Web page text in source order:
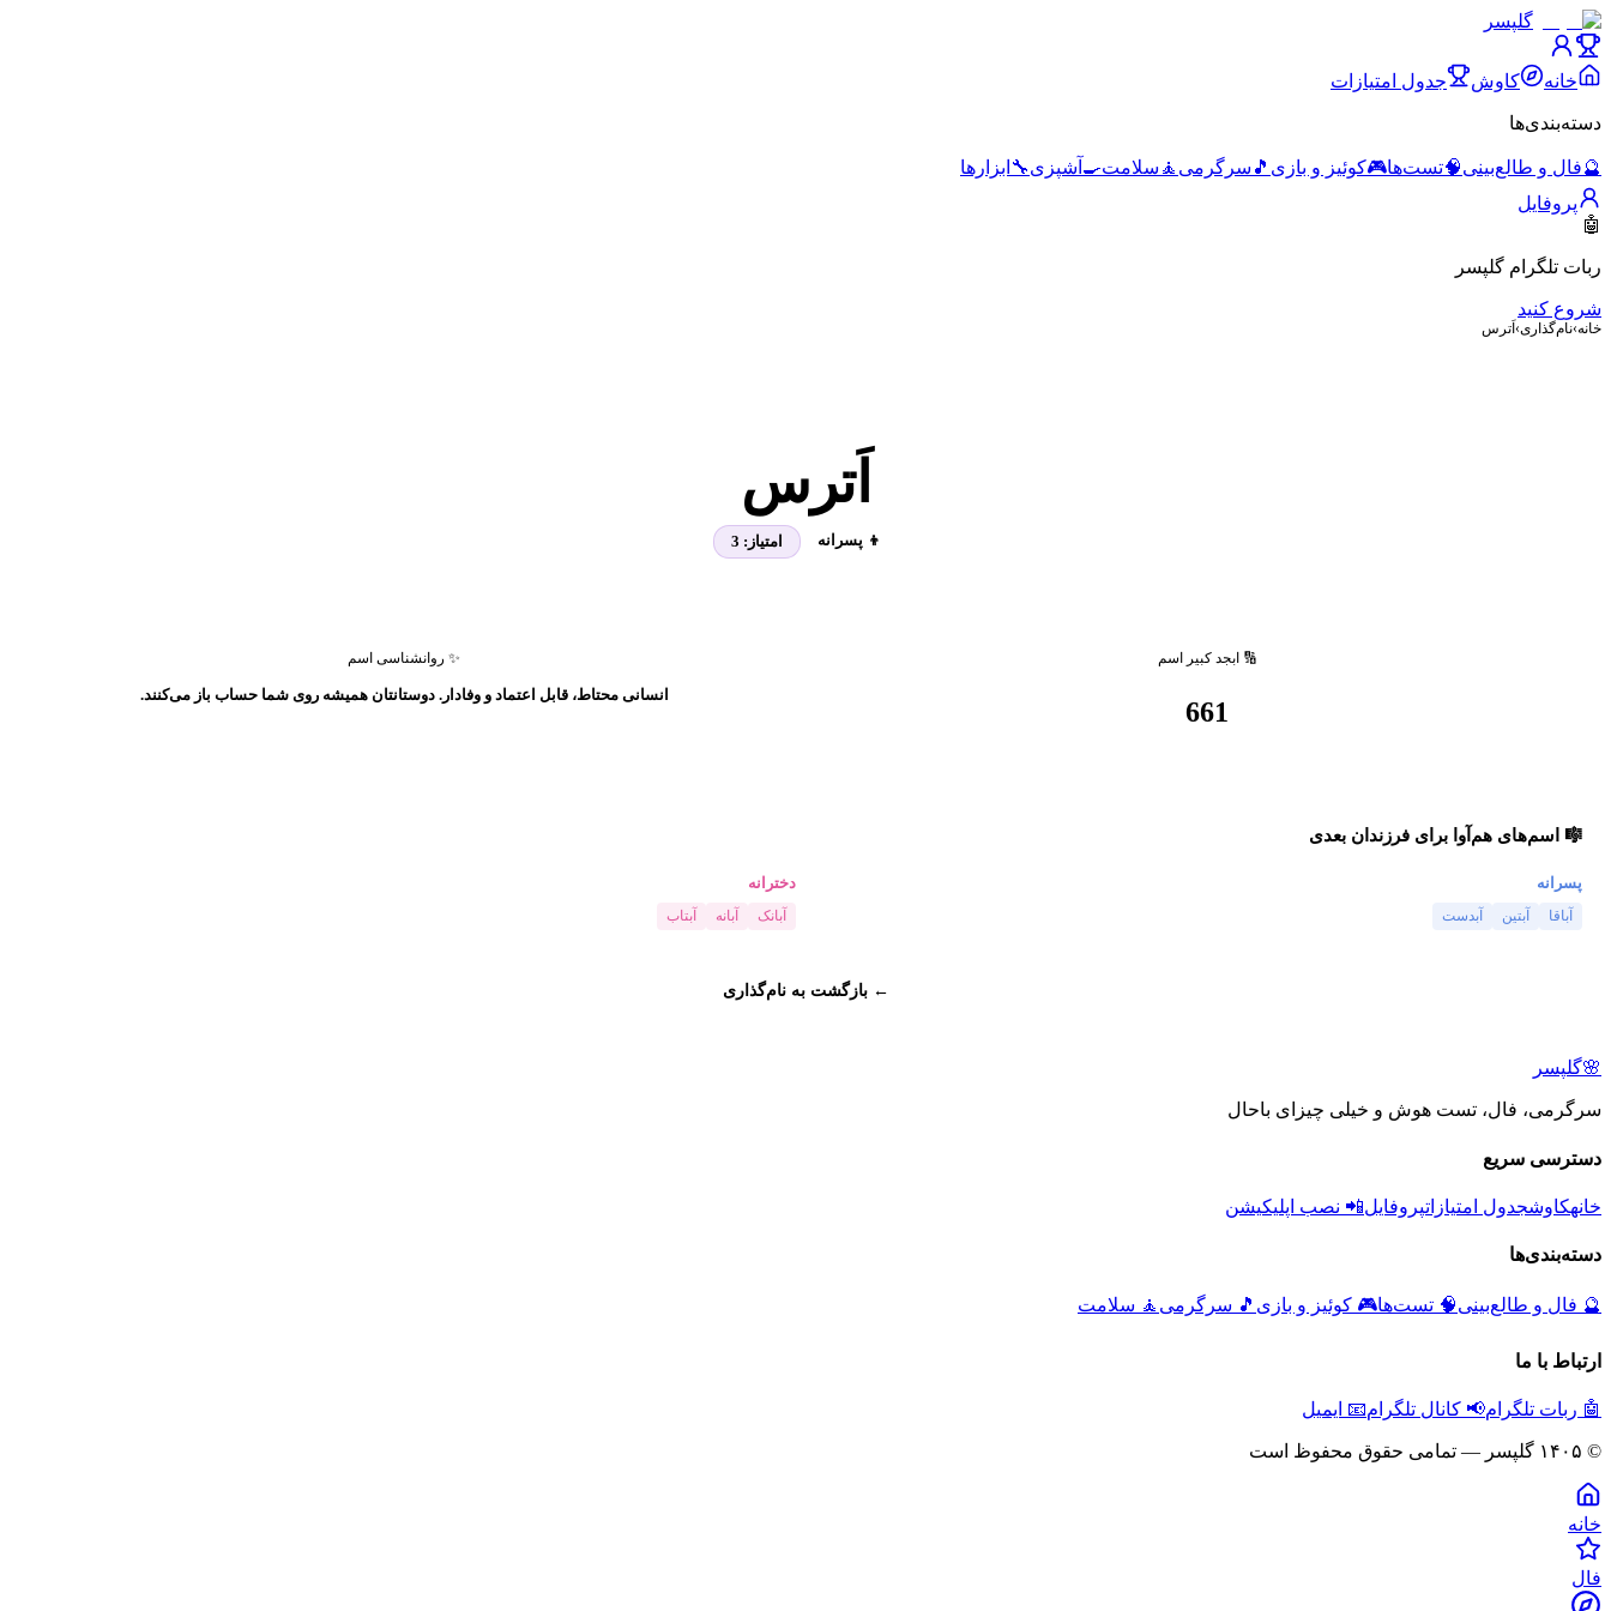
گلپسر
خانه کاوش جدول امتیازات
دسته‌بندی‌ها
🔮فال و طالع‌بینی🧠تست‌ها🎮کوئیز و بازی 🎵 سرگرمی 🧘 سلامت🍳 آشپزی🔧 ابزارها
پروفایل
🤖
ربات تلگرام گلپسر
شروع کنید
خانه›نام‌گذاری› اَترس
اَترس
👦 پسرانه امتیاز: 3
🔢 ابجد کبیر اسم
661
✨ روانشناسی اسم
انسانی محتاط، قابل اعتماد و وفادار. دوستانتان همیشه روی شما حساب باز می‌کنند.
🎼 اسم‌های هم‌آوا برای فرزندان بعدی
پسرانه
آباقا آبتین آبدست
دخترانه
آبانک آبانه آبتاب
← بازگشت به نام‌گذاری
🌸گلپسر
سرگرمی، فال، تست هوش و خیلی چیزای باحال
دسترسی سریع
خانهکاوشجدول امتیازاتپروفایل📲 نصب اپلیکیشن
دسته‌بندی‌ها
🔮 فال و طالع‌بینی🧠 تست‌ها🎮 کوئیز و بازی 🎵 سرگرمی 🧘 سلامت
ارتباط با ما
🤖 ربات تلگرام📢 کانال تلگرام📧 ایمیل
© ۱۴۰۵ گلپسر — تمامی حقوق محفوظ است
خانه
فال